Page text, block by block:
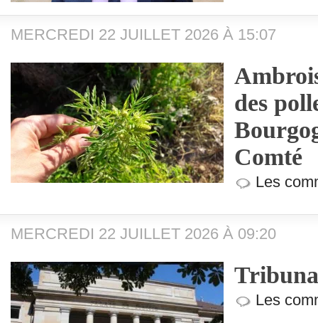
MERCREDI 22 JUILLET 2026 À 15:07
des
Comté
Les
MERCREDI 22 JUILLET 2026 À 09:20
Les